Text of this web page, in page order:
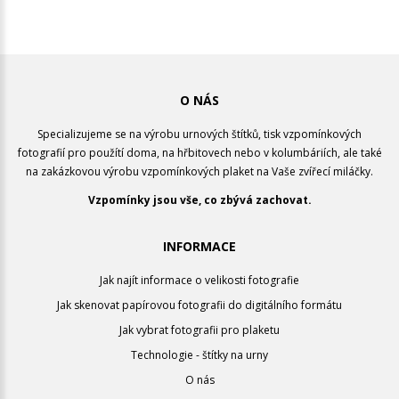
O NÁS
Specializujeme se na výrobu urnových štítků, tisk vzpomínkových
fotografií pro použítí doma, na hřbitovech nebo v kolumbáriích, ale také
na zakázkovou výrobu vzpomínkových plaket na Vaše zvířecí miláčky.
Vzpomínky jsou vše, co zbývá zachovat.
INFORMACE
Jak najít informace o velikosti fotografie
Jak skenovat papírovou fotografii do digitálního formátu
Jak vybrat fotografii pro plaketu
Technologie - štítky na urny
O nás